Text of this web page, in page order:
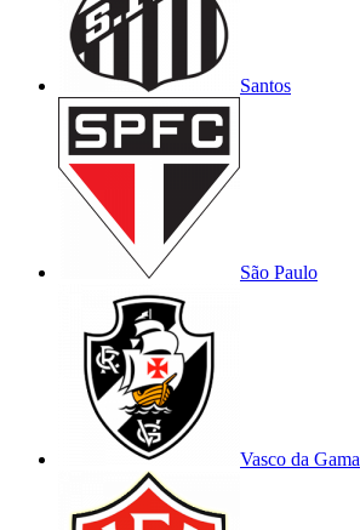
Santos
São Paulo
Vasco da Gama